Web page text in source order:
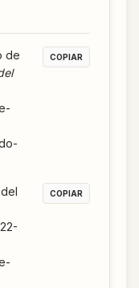
de
COPIAR
COPIAR